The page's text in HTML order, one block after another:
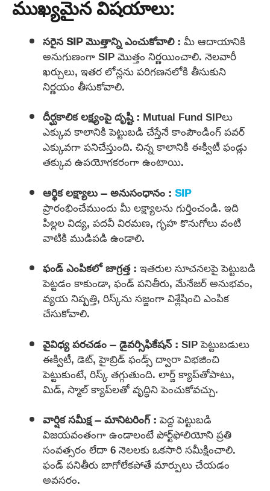
ముఖ్యమైన విషయాలు:
సరైన SIP మొత్తాన్ని ఎంచుకోవాలి :మీ ఆదాయానికి
అనుగుణంగా SIP మొత్తం నిర్ణయించాలి. నెలవారీ
ఖర్చులు, ఇతర లోన్లను పరిగణనలోకి తీసుకుని
నిర్ణయం తీసుకోవాలి.
దీర్ఘకాలిక లక్ష్యంపై దృష్టి : Mutual Fund SIPలు
ఎక్కువ కాలానికి పెట్టుబడి చేస్తేనే కాంపౌండింగ్ పవర్
ఎక్కువగా పనిచేస్తుంది. చిన్న కాలానికి ఈక్విటీ ఫండ్లు
తక్కువ ఉపయోగకరంగా ఉంటాయి.
ఆర్థిక లక్ష్యాలు – అనుసంధానం :SIP
ప్రారంభించేముందు మీ లక్ష్యాలను గుర్తించండి. ఇది
పిల్లల విద్య, పదవీ విరమణ, గృహ కొనుగోలు వంటి
వాటికి ముడిపడి ఉండాలి.
ఫండ్ ఎంపికలో జాగ్రత్త :ఇతరుల సూచనలపై పెట్టుబడి
పెట్టడం కాకుండా, ఫండ్ పనితీరు, మేనేజర్ అనుభవం,
వ్యయ నిష్పత్తి, రిస్క్‌ను సజ్జంగా విశ్లేషించి ఎంపిక
చేసుకోవాలి.
వైవిధ్య పరచడం – డైవర్సిఫికేషన్ :SIP పెట్టుబడులు
ఈక్విటీ, డెట్, హైబ్రిడ్ ఫండ్స్ ద్వారా విభజించి
పెట్టుకుంటే, రిస్క్ తగ్గుతుంది. లార్జ్ క్యాప్‌తోపాటు,
మిడ్, స్మాల్ క్యాప్‌లతో వృద్ధిని పెంచుకోవచ్చు.
వార్షిక సమీక్ష – మానిటరింగ్ :పెద్ద పెట్టుబడి
విజయవంతంగా ఉండాలంటే పోర్ట్‌ఫోలియోని ప్రతి
సంవత్సరం లేదా 6 నెలలకు ఒకసారి సమీక్షించాలి.
ఫండ్ పనితీరు బాగోలేకపోతే మార్పులు చేయడం
అవసరం.